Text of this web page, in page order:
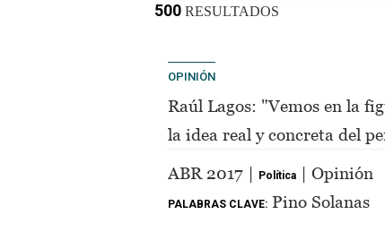
500 RESULTADOS
OPINIÓN
Raúl Lagos: "Vemos en la
la idea real y concreta del
de Perón"
ABR 2017 | Política | Opinión
PALABRAS CLAVE: Pino Solanas